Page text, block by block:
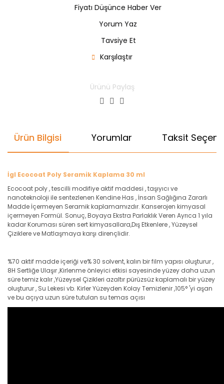
Fiyatı Düşünce Haber Ver
Yorum Yaz
Tavsiye Et
Karşılaştır
Ürünü Paylaş
Ürün Bilgisi Yorumlar Taksit
İgl Ecocoat Poly Seramik Kaplama 30 ml
Ecocoat poly , tescilli modifiye aktif maddesi , taşıyıcı ve
nanoteknoloji ile sentezlenen Kendine Has , İnsan Sağlığına Zararlı
Madde İçermeyen Seramik kaplamamızdır. Kanserojen kimyasal
içermeyen Formül. Sonuç, Boyaya Ekstra Parlaklık Veren Ayrıca 1 yıla
kadar Koruması süren sert kimyasallara,Dış Etkenlere , Yüzeysel
Çiziklere ve Matlaşmaya karşı dirençlidir.
%70 aktif madde içeriği ve% 30 solvent, kalın bir film yapısı oluşturur ,
8H Sertliğe Ulaşır ,Kirlenme önleyici etkisi sayesinde yüzey daha uzun
süre temiz kalır ,Yüzeysel Çizikleri azaltır pürüzsüz kaplamalı bir yüzey
oluşturur , Su Lekesi vb. Kirler Yüzeyden Kolay Temizlenir ,105° 'yi aşan
ve bu açıya uzun süre tutulan su temas açısı